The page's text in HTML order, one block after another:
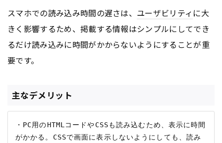
スマホでの読み込み時間の遅さは、 ユーザビリティ に大
きく影響するため、掲載する情報はシンプルにしてでき
るだけ読み込みに時間がかからないようにすることが重
要です。
主なデメリット
・PC用のHTMLコードやCSSも読み込むため、表示に時間
がかかる。CSSで画面に表示しないようにしても、読み